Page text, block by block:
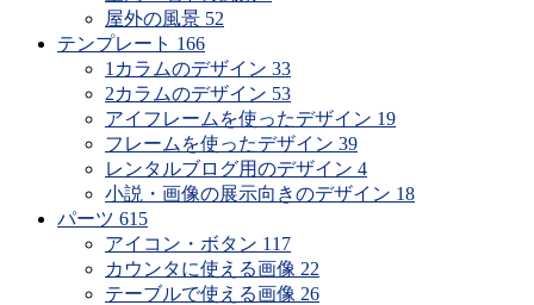
屋外の風景 52
テンプレート 166
1カラムのデザイン 33
2カラムのデザイン 53
アイフレームを使ったデザイン 19
フレームを使ったデザイン 39
レンタルブログ用のデザイン 4
小説・画像の展示向きのデザイン 18
パーツ 615
アイコン・ボタン 117
カウンタに使える画像 22
テーブルで使える画像 26